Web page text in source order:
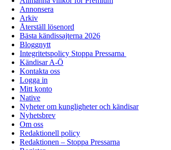
Annonsera
Arkiv
Återställ lösenord
Bästa kändissajterna 2026
Bloggnytt
Integritetspolicy Stoppa Pressarna
Kändisar A-Ö
Kontakta oss
Logga in
Mitt konto
Native
Nyheter om kungligheter och kändisar
Nyhetsbrev
Om oss
Redaktionell policy
Redaktionen – Stoppa Pressarna